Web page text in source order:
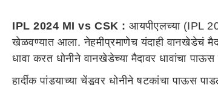
IPL 2024 MI vs CSK : आयपीएलच्या (IPL
खेळवण्यात आला. नेहमीप्रमाणेच यंदाही वानखेडेचं
धावा करत धोनीने वानखेडेच्या मैदावर धावांचा
हार्दीक पांड्याच्या चेंडूवर धोनीने षटकांचा पाऊस